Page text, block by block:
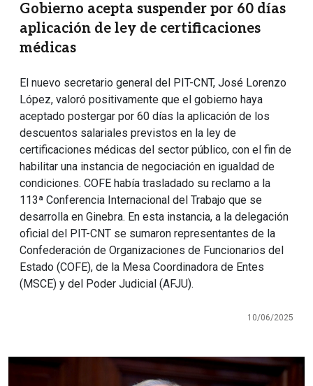
Gobierno acepta suspender por 60 días
aplicación de ley de certificaciones
médicas
El nuevo secretario general del PIT-CNT, José Lorenzo
López, valoró positivamente que el gobierno haya
aceptado postergar por 60 días la aplicación de los
descuentos salariales previstos en la ley de
certificaciones médicas del sector público, con el fin de
habilitar una instancia de negociación en igualdad de
condiciones. COFE había trasladado su reclamo a la
113ª Conferencia Internacional del Trabajo que se
desarrolla en Ginebra. En esta instancia, a la delegación
oficial del PIT-CNT se sumaron representantes de la
Confederación de Organizaciones de Funcionarios del
Estado (COFE), de la Mesa Coordinadora de Entes
(MSCE) y del Poder Judicial (AFJU).
10/06/2025
Imagen